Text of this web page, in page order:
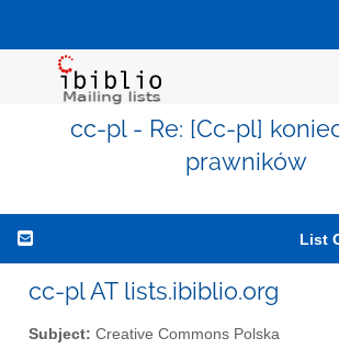
cc-pl - Re: [Cc-pl]
prawników
List
cc-pl AT lists.ibiblio.org
Subject: Creative Commons Polska